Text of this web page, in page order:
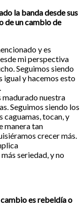
la banda desde sus
de un cambio de
y es
mi perspectiva
Seguimos siendo
igual y hacemos esto
madurado nuestra
Seguimos siendo los
caguamas, tocan, y
manera tan
crecer más.
seriedad, y no
es rebeldía o